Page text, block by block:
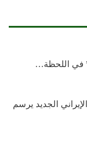
في اللحظة…
الجديد يرسم